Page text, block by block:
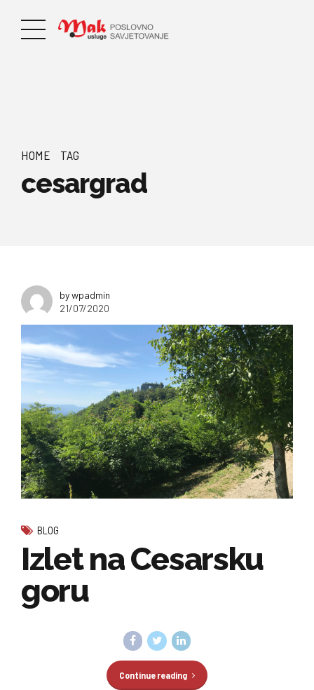
HOME TAG
cesargrad
by wpadmin
21/07/2020
BLOG
Izlet na Cesarsku
goru
Continue reading